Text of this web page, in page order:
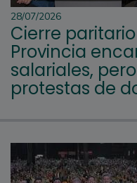
28/07/2026
Cierre
Provincia
salariales,
protestas de